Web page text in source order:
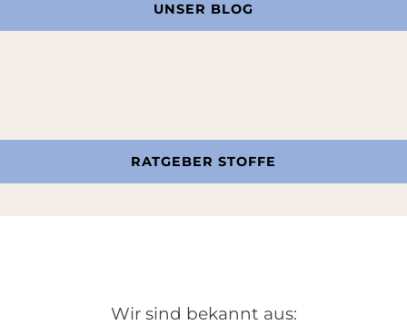
UNSER BLOG
RATGEBER STOFFE
Wir sind bekannt aus: